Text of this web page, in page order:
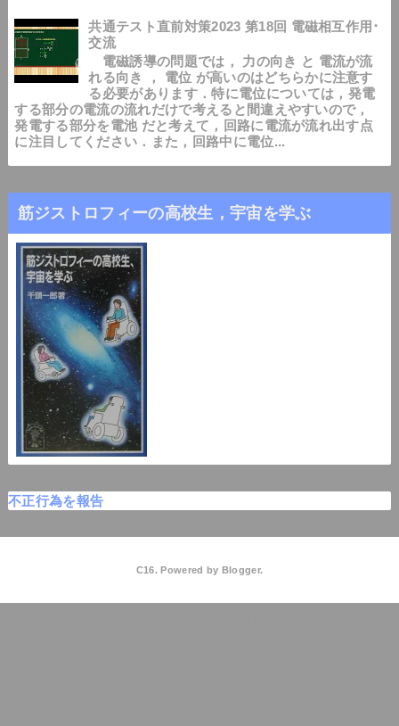
共通テスト直前対策2023 第18回 電磁相互作用･
交流
電磁誘導の問題では， 力の向き と 電流が流
れる向き ， 電位 が高いのはどちらかに注意す
る必要があります．特に電位については，発電
する部分の電流の流れだけで考えると間違えやすいので，
発電する部分を電池 だと考えて，回路に電流が流れ出す点
に注目してください．また，回路中に電位...
筋ジストロフィーの高校生，宇宙を学ぶ
不正行為を報告
C16. Powered by Blogger.